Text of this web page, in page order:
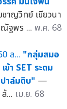
าญวิทย์ เขียวนา
ณัฐพร ... พ.ค. 68
"กลุ่มสมอ
า SET ระดม
าล์มดิบ" —
... เม.ย. 68